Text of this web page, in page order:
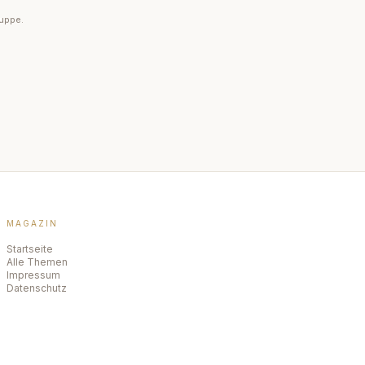
MAGAZIN
Startseite
Alle Themen
Impressum
Datenschutz